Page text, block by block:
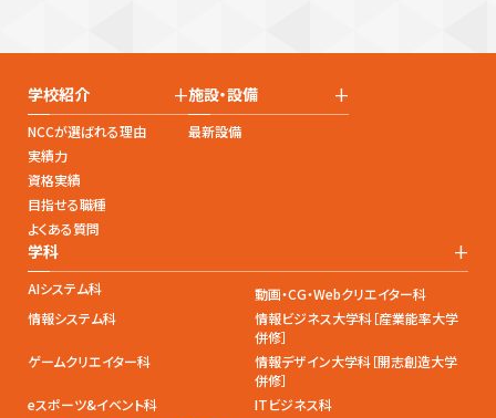
学校紹介 +
NCCが選ばれる理由
実績力
資格実績
目指せる職種
よくある質問
施設・設備 +
最新設備
学科 +
AIシステム科
動画・CG・Webクリエイター科
情報システム科
情報ビジネス大学科［産業能率大学
併修］
ゲームクリエイター科
情報デザイン大学科［開志創造大学
併修］
eスポーツ&イベント科
ITビジネス科